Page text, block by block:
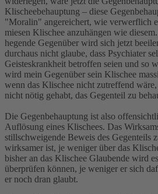
Klischeebehauptung – diese
"Moralin" angereichert, wie verwerflich
miesen Klischee anzuhängen wie
hegende Gegenüber wird sich jetzt
durchaus nicht glaube, dass Psychiater
Geisteskrankheit betroffen seien und so
wird mein Gegenüber sein Klischee
wenn das Klischee nicht zutreffend wäre,
nicht nötig gehabt, das Gegenteil zu
Die Gegenbehauptung ist also
Auflösung eines Klischees. Das
stillschweigende Beweis des Gegenteils
wirksamer ist, je weniger über das
bisher an das Klischee Glaubende wird
überprüfen können, je weniger er sich
er noch dran glaubt.